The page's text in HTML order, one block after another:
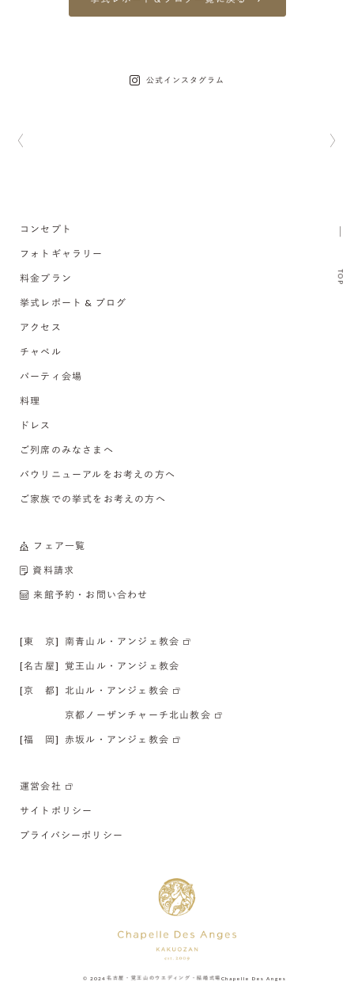
公式インスタグラム
TOP
コンセプト
フォトギャラリー
料金プラン
挙式レポート & ブログ
アクセス
チャペル
パーティ会場
料理
ドレス
ご列席のみなさまへ
バウリニューアルをお考えの方へ
ご家族での挙式をお考えの方へ
フェア一覧
資料請求
来館予約・お問い合わせ
[東 京] 南青山ル・アンジェ教会
[名古屋] 覚王山ル・アンジェ教会
[京 都] 北山ル・アンジェ教会
京都ノーザンチャーチ北山教会
[福 岡] 赤坂ル・アンジェ教会
運営会社
サイトポリシー
プライバシーポリシー
© 2024 名古屋・覚王山のウエディング・結婚式場 Chapelle Des Anges